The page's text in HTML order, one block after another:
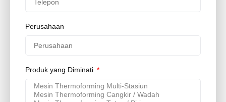
Perusahaan
Produk yang Diminati